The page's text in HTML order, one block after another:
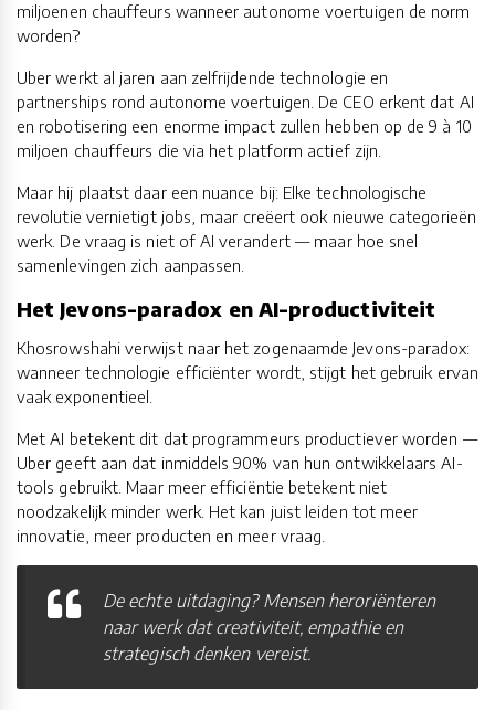
miljoenen chauffeurs wanneer autonome voertuigen de norm
worden?
Uber werkt al jaren aan zelfrijdende technologie en
partnerships rond autonome voertuigen. De CEO erkent dat AI
en robotisering een enorme impact zullen hebben op de 9 à 10
miljoen chauffeurs die via het platform actief zijn.
Maar hij plaatst daar een nuance bij: Elke technologische
revolutie vernietigt jobs, maar creëert ook nieuwe categorieën
werk. De vraag is niet of AI verandert — maar hoe snel
samenlevingen zich aanpassen.
Het Jevons-paradox en AI-productiviteit
Khosrowshahi verwijst naar het zogenaamde Jevons-paradox:
wanneer technologie efficiënter wordt, stijgt het gebruik ervan
vaak exponentieel.
Met AI betekent dit dat programmeurs productiever worden —
Uber geeft aan dat inmiddels 90% van hun ontwikkelaars AI-
tools gebruikt. Maar meer efficiëntie betekent niet
noodzakelijk minder werk. Het kan juist leiden tot meer
innovatie, meer producten en meer vraag.
De echte uitdaging? Mensen heroriënteren
naar werk dat creativiteit, empathie en
strategisch denken vereist.